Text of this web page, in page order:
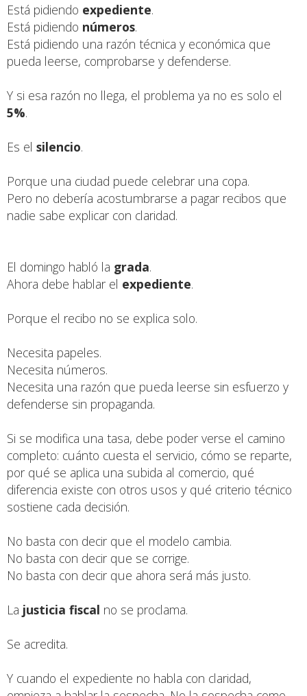
Está pidiendo expediente.
Está pidiendo números.
Está pidiendo una razón técnica y económica que
pueda leerse, comprobarse y defenderse.
Y si esa razón no llega, el problema ya no es solo el
5%.
Es el silencio.
Porque una ciudad puede celebrar una copa.
Pero no debería acostumbrarse a pagar recibos que
nadie sabe explicar con claridad.
El domingo habló la grada.
Ahora debe hablar el expediente.
Porque el recibo no se explica solo.
Necesita papeles.
Necesita números.
Necesita una razón que pueda leerse sin esfuerzo y
defenderse sin propaganda.
Si se modifica una tasa, debe poder verse el camino
completo: cuánto cuesta el servicio, cómo se reparte,
por qué se aplica una subida al comercio, qué
diferencia existe con otros usos y qué criterio técnico
sostiene cada decisión.
No basta con decir que el modelo cambia.
No basta con decir que se corrige.
No basta con decir que ahora será más justo.
La justicia fiscal no se proclama.
Se acredita.
Y cuando el expediente no habla con claridad,